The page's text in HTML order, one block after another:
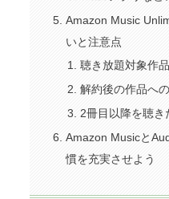
Amazon Music
いと注意点
聴き放題対象作
解約後の作品へ
2冊目以降を聴き
Amazon Musicと
慣を充実させよう